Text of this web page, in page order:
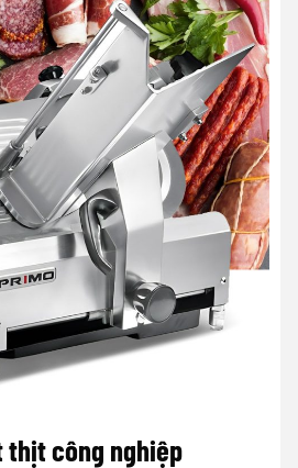
thịt công nghiệp